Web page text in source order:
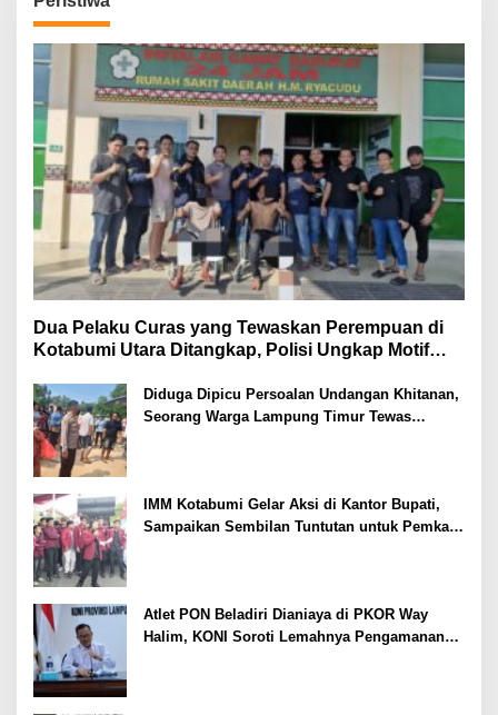
Dua Pelaku Curas yang Tewaskan Perempuan di
Kotabumi Utara Ditangkap, Polisi Ungkap Motif
Diduga Dipicu Persoalan Undangan Khitanan,
Seorang Warga Lampung Timur Tewas
IMM Kotabumi Gelar Aksi di Kantor Bupati,
Sampaikan Sembilan Tuntutan untuk Pemkab
Atlet PON Beladiri Dianiaya di PKOR Way
Halim, KONI Soroti Lemahnya Pengamanan